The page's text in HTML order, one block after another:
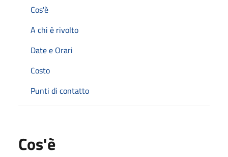
Cos'è
A chi è rivolto
Date e Orari
Costo
Punti di contatto
Cos'è